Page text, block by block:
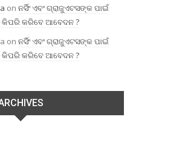
on ନର୍ସିଂ ଏବଂ ଗ୍ରାଜୁଏଟସଙ୍କ ପାଇଁ
କିପରି କରିବେ ଆବେଦନ ?
on ନର୍ସିଂ ଏବଂ ଗ୍ରାଜୁଏଟସଙ୍କ ପାଇଁ
କିପରି କରିବେ ଆବେଦନ ?